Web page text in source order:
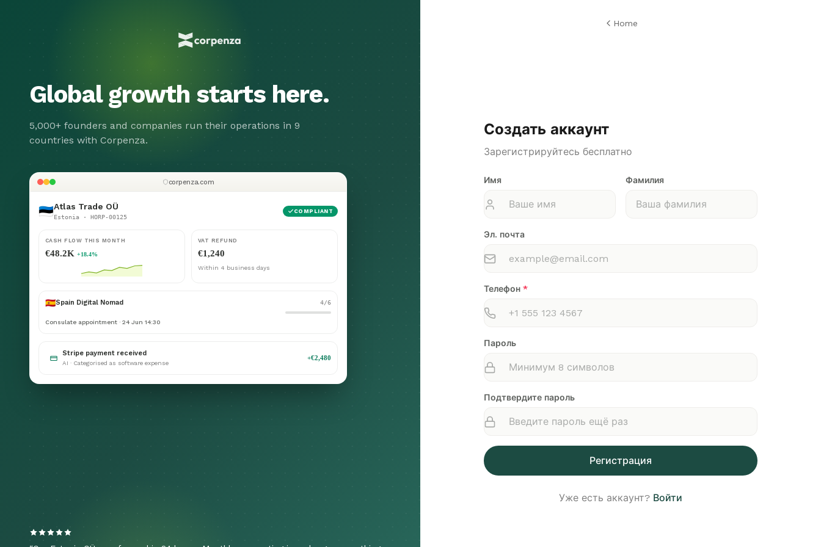
Global growth starts here.
5,000+ founders and companies run their operations in 9
countries with Corpenza.
corpenza.com
🇪🇪Atlas Trade OÜ
Estonia · HORP-00125
COMPLIANT
CASH FLOW THIS MONTH
€48.2K +18.4%
VAT REFUND
€1,240
Within 4 business days
🇪🇸Spain Digital Nomad 4/6
Consulate appointment · 24 Jun 14:30
Stripe payment received
AI · Categorised as software expense
+€2,480
Home
Создать аккаунт
Зарегистрируйтесь бесплатно
Имя Фамилия
Эл. почта
Телефон *
Пароль
Подтвердите пароль
Регистрация
Уже есть аккаунт? Войти